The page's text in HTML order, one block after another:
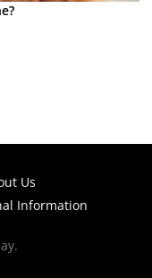
Us
Information